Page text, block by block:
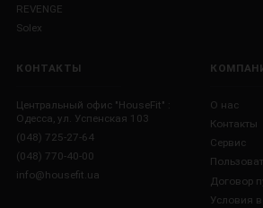
REVENGE
Solex
КОНТАКТЫ
Центральный офис "HouseFit" :
Одесса, ул. Успенская 103
(048) 725-27-64
(048) 770-40-00
info@housefit.ua
О нас
Контакты
Сервис
Договор
Условия